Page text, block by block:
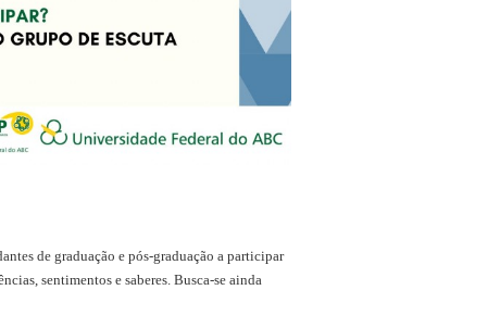
de graduação e pós-graduação a participar
sentimentos e saberes. Busca-se ainda